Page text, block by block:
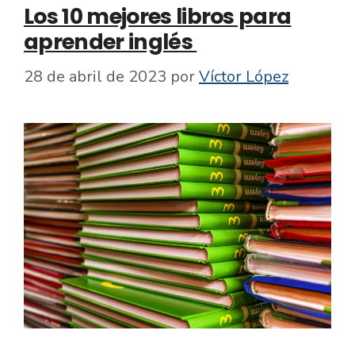
Los 10 mejores libros para
aprender inglés
28 de abril de 2023 porVíctor López